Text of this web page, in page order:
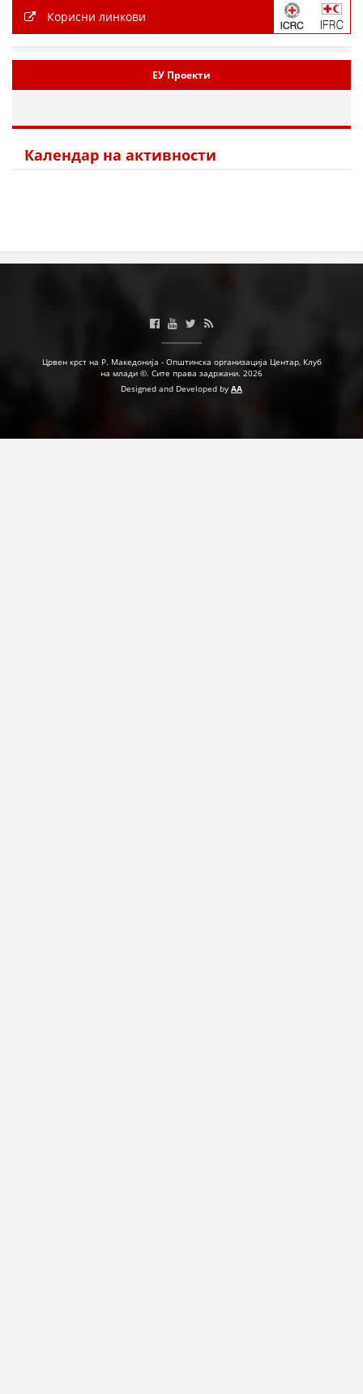
Корисни линкови
ЕУ Проекти
Календар на активности
Црвен крст на Р. Македонија - Општинска организација Центар, Клуб
на млади ©. Сите права задржани. 2026
Designed and Developed by AA